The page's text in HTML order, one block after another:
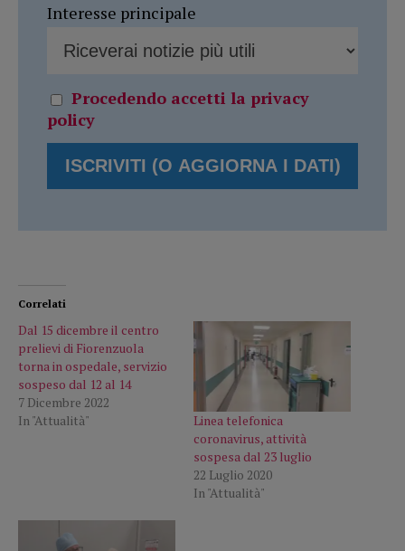
Interesse principale
Procedendo accetti la privacy
policy
Correlati
Dal 15 dicembre il centro
prelievi di Fiorenzuola
torna in ospedale, servizio
sospeso dal 12 al 14
7 Dicembre 2022
In "Attualità"
Linea telefonica
coronavirus, attività
sospesa dal 23 luglio
22 Luglio 2020
In "Attualità"